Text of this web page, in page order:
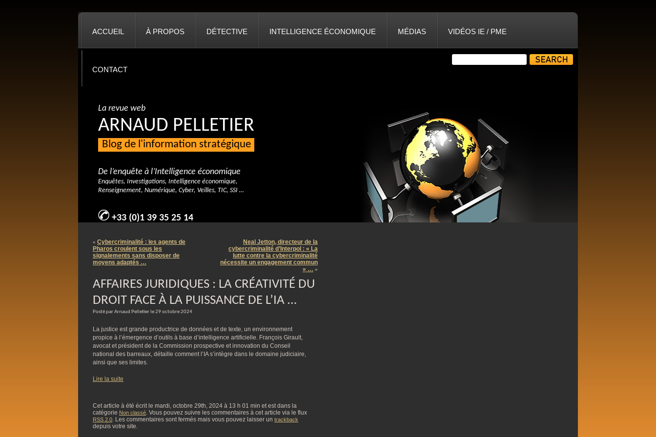
ACCUEIL À PROPOS DÉTECTIVE INTELLIGENCE ÉCONOMIQUE MÉDIAS VIDÉOS IE / PME
CONTACT
La revue web
ARNAUD PELLETIER
Blog de l'information stratégique
De l’enquête à l’Intelligence économique
Enquêtes, Investigations, Intelligence économique,
Renseignement, Numérique, Cyber, Veilles, TIC, SSI …
+33 (0)1 39 35 25 14
« Cybercriminalité : les agents de
Pharos croulent sous les
signalements sans disposer de
moyens adaptés …
Neal Jetton, directeur de la
cybercriminalité d’Interpol : « La
lutte contre la cybercriminalité
nécessite un engagement commun
» … »
AFFAIRES JURIDIQUES : LA CRÉATIVITÉ DU
DROIT FACE À LA PUISSANCE DE L’IA …
Posté par Arnaud Pelletier le 29 octobre 2024
La justice est grande productrice de données et de texte, un environnement
propice à l’émergence d’outils à base d’intelligence artificielle. François Girault,
avocat et président de la Commission prospective et innovation du Conseil
national des barreaux, détaille comment l’IA s’intègre dans le domaine judiciaire,
ainsi que ses limites.
Lire la suite
Cet article à été écrit le mardi, octobre 29th, 2024 à 13 h 01 min et est dans la
catégorie Non classé. Vous pouvez suivre les commentaires à cet article via le flux
RSS 2.0. Les commentaires sont fermés mais vous pouvez laisser un trackback
depuis votre site.